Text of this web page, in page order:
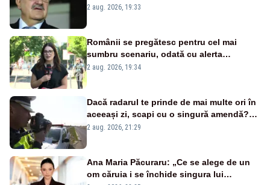
țipă mai tare, ci pe proiecte”
2 aug. 2026, 19:33
Românii se pregătesc pentru cel mai
sumbru scenariu, odată cu alerta
energetică
2 aug. 2026, 19:34
Dacă radarul te prinde de mai multe ori în
aceeași zi, scapi cu o singură amendă?
Ce spune legea
2 aug. 2026, 21:29
Ana Maria Păcuraru: „Ce se alege de un
om căruia i se închide singura lui